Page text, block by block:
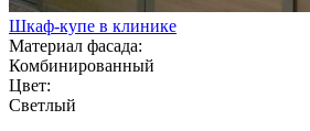
Шкаф-купе в клинике
Материал фасада:
Комбинированный
Цвет:
Светлый